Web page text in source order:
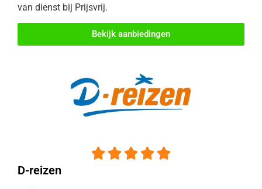
van dienst bij Prijsvrij.
Bekijk aanbiedingen
    
D-reizen